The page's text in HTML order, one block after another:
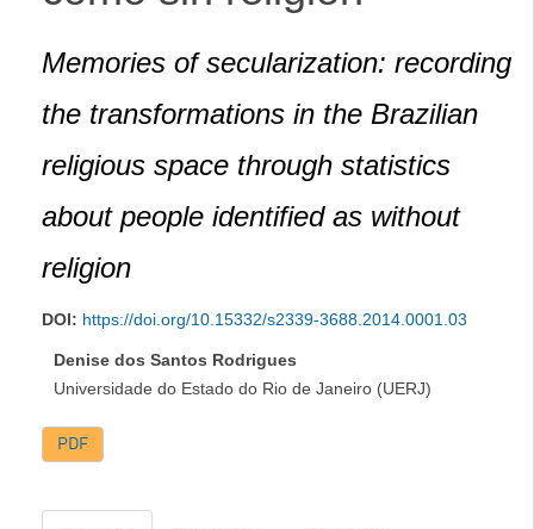
Memories of secularization: recording
the transformations in the Brazilian
religious space through statistics
about people identified as without
religion
DOI: https://doi.org/10.15332/s2339-3688.2014.0001.03
Denise dos Santos Rodrigues
Universidade do Estado do Rio de Janeiro (UERJ)
PDF